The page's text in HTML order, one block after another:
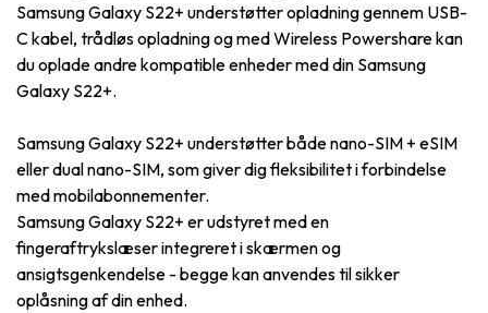
Samsung Galaxy S22+ understøtter opladning gennem USB-
C kabel, trådløs opladning og med Wireless Powershare kan
du oplade andre kompatible enheder med din Samsung
Galaxy S22+.
Samsung Galaxy S22+ understøtter både nano-SIM + eSIM
eller dual nano-SIM, som giver dig fleksibilitet i forbindelse
med mobilabonnementer.
Samsung Galaxy S22+ er udstyret med en
fingeraftrykslæser integreret i skærmen og
ansigtsgenkendelse - begge kan anvendes til sikker
oplåsning af din enhed.